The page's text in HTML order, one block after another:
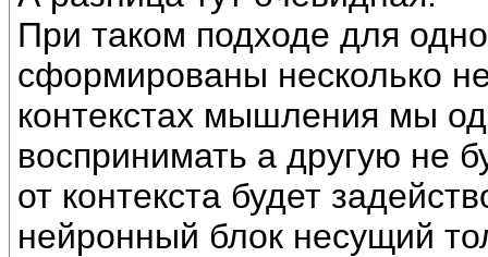
При таком подходе для
сформированы несколько
контекстах мышления мы
воспринимать а другую не
от контекста будет
нейронный блок несущий